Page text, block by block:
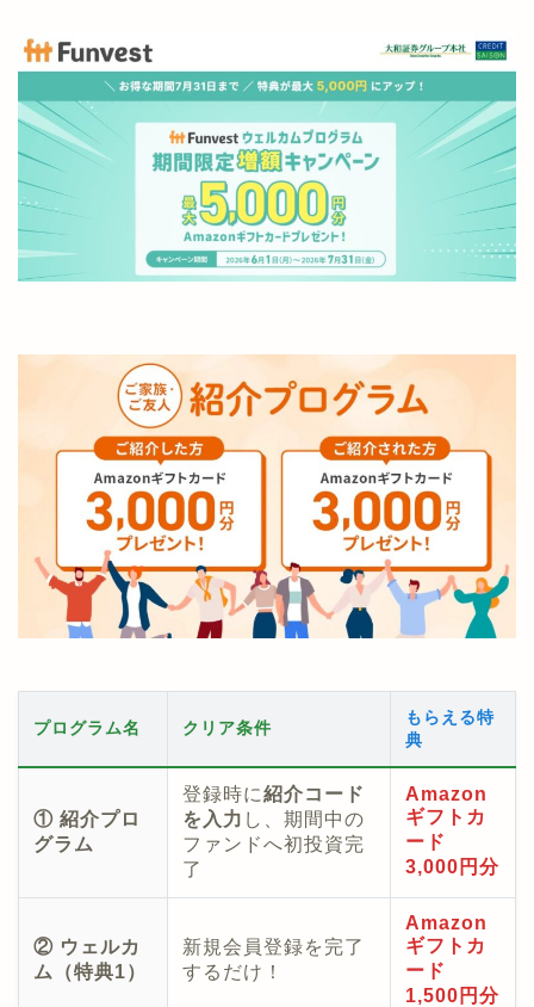
プログラム名 クリア条件
もらえる特
典
① 紹介プロ
グラム
登録時に紹介コード
を入力 し、期間中の
ファンドへ初投資完
了
Amazon
ギフトカ
ード
3,000円分
② ウェルカ
ム（特典1）
新規会員登録を完了
するだけ！
Amazon
ギフトカ
ード
1,500円分